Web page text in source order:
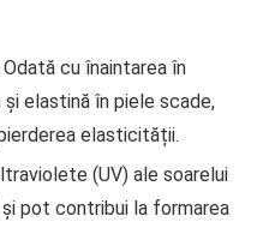
cu înaintarea în
elastină în piele scade,
elasticității.
(UV) ale soarelui
pot contribui la formarea